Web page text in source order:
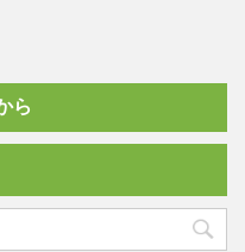
ら